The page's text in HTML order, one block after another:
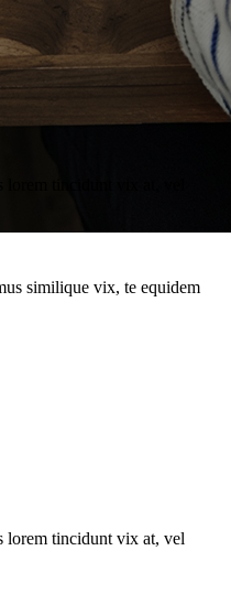
tincidunt vix at, vel
similique vix, te equidem
lorem tincidunt vix at, vel